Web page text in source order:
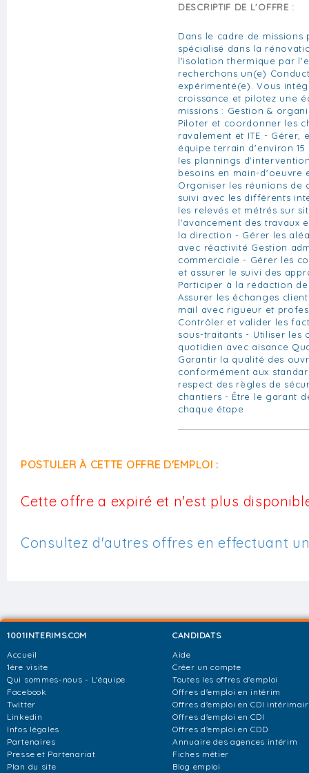
DESCRIPTIF DE L'OFFRE :
Dans le cadre de
spécialisé dans la
l'isolation thermique par
recherchons un(e)
expérimenté(e). Vous
croissance et pilotez une
missions : Gestion &
Piloter et coordonner les
ravalement et ITE - Gérer,
équipe terrain d'environ
les plannings
besoins en main-d'oeuvre
Organiser les réunions de
suivi avec les différents
les relevés et métrés sur
l'avancement des travaux
la direction - Gérer les
avec réactivité Gestion
commerciale - Gérer les
et assurer le suivi des
Participer à la rédaction
Assurer les échanges
mail avec rigueur et
Contrôler et valider les
sous-traitants - Utiliser les
quotidien avec aisance
Garantir la qualité des
conformément aux
respect des règles de
chantiers - Être le garant
chaque étape
POSTULER À CETTE OFFRE D'EMPLOI :
Cette offre a expiré et n'est plus
Consultez d'autres offres en effectuant
1001INTERIMS.COM
Accueil
1ère visite
Qui sommes-nous - L'équipe
Facebook
Twitter
Linkedin
Infos légales
Partenaires
Presse et Partenariat
Plan du site
CANDIDATS
Aide
Créer un compte
Toutes les offres d'emploi
Offres d'emploi en intérim
Offres d'emploi en CDI
Offres d'emploi en CDI
Offres d'emploi en CDD
Annuaire des agences intérim
Fiches métier
Blog emploi